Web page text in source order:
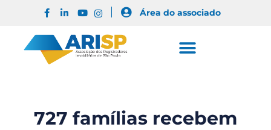
Área do associado
727 famílias recebem